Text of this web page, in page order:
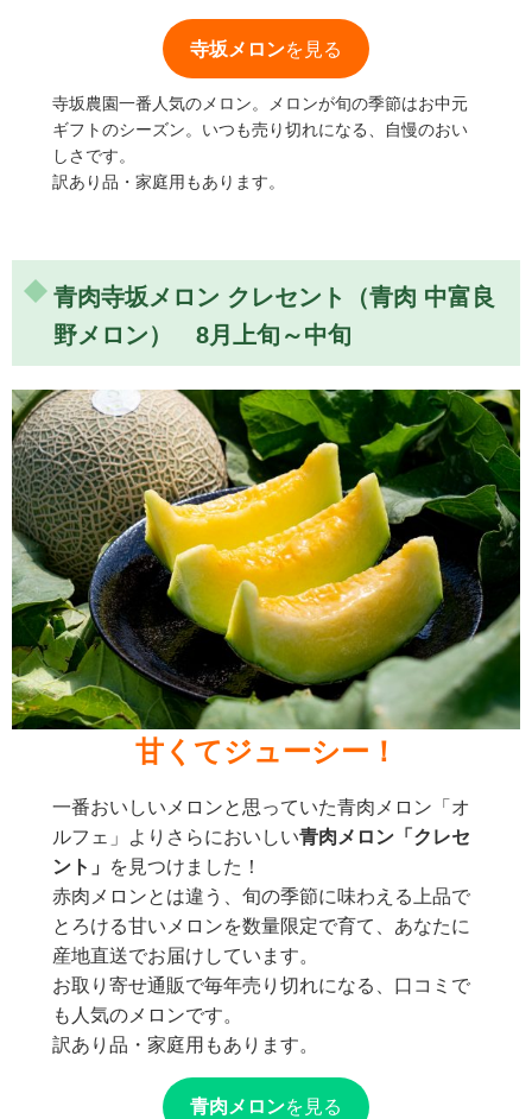
寺坂メロンを見る
寺坂農園一番人気のメロン。メロンが旬の季節はお中元
ギフトのシーズン。いつも売り切れになる、自慢のおい
しさです。
訳あり品・家庭用もあります。
青肉寺坂メロン クレセント（青肉 中富良
野メロン） 8月上旬～中旬
甘くてジューシー！
一番おいしいメロンと思っていた青肉メロン「オ
ルフェ」よりさらにおいしい青肉メロン「クレセ
ント」
を見つけました！
赤肉メロンとは違う、旬の季節に味わえる上品で
とろける甘いメロンを数量限定で育て、あなたに
産地直送でお届けしています。
お取り寄せ通販で毎年売り切れになる、口コミで
も人気のメロンです。
訳あり品・家庭用もあります。
青肉メロンを見る